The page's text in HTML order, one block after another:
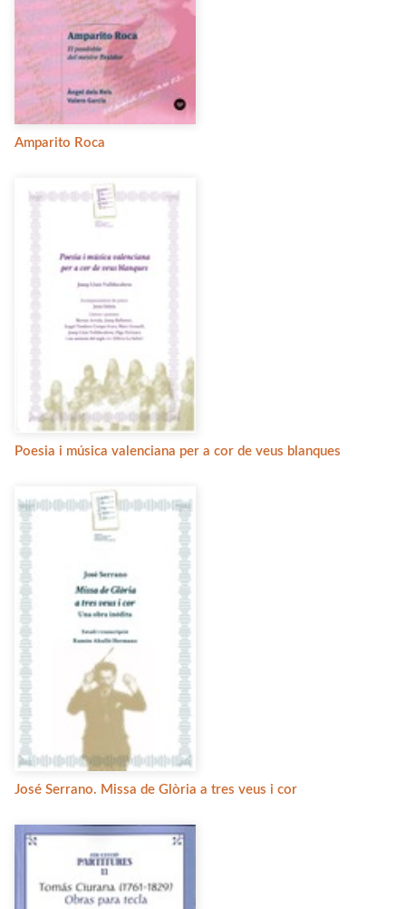
Amparito Roca
Poesia i música valenciana per a cor de veus blanques
José Serrano. Missa de Glòria a tres veus i cor